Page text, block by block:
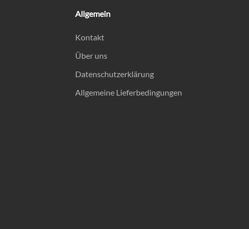
Allgemein
Kontakt
Über uns
Datenschutzerklärung
Allgemeine Lieferbedingungen